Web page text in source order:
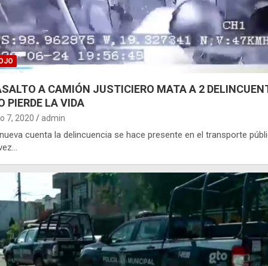
A CAMIÓN JUSTICIERO MATA A 2
PIERDE LA VIDA
7, 2020 admin
cuenta la delincuencia se hace presente en el transporte